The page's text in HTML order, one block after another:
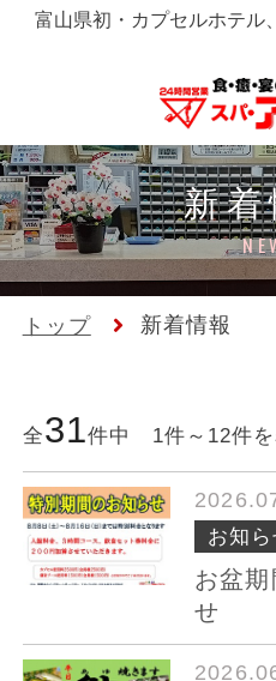
富山県初・カプセルホテル
新
トップ 新着情報
全31件中 1件～12件を
お知ら
お盆
せ